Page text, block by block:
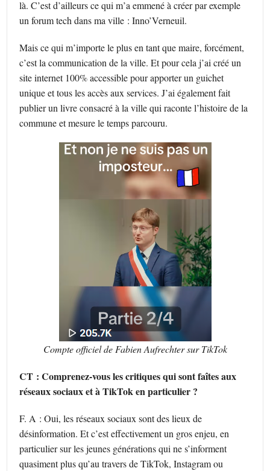
là. C’est d’ailleurs ce qui m’a emmené à créer par exemple
un forum tech dans ma ville : Inno’Verneuil.
Mais ce qui m’importe le plus en tant que maire, forcément,
c’est la communication de la ville. Et pour cela j’ai créé un
site internet 100% accessible pour apporter un guichet
unique et tous les accès aux services. J’ai également fait
publier un livre consacré à la ville qui raconte l’histoire de la
commune et mesure le temps parcouru.
Compte officiel de Fabien Aufrechter sur TikTok
CT : Comprenez-vous les critiques qui sont faîtes aux
réseaux sociaux et à TikTok en particulier ?
F. A : Oui, les réseaux sociaux sont des lieux de
désinformation. Et c’est effectivement un gros enjeu, en
particulier sur les jeunes générations qui ne s’informent
quasiment plus qu’au travers de TikTok, Instagram ou